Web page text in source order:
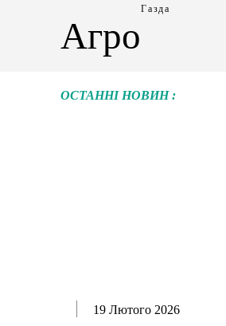
Агро
Газда
ОСТАННІ НОВИН :
19 Лютого 2026